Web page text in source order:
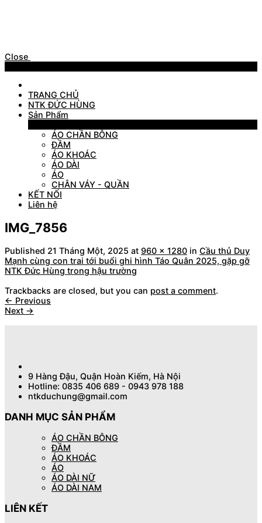
Close
TRANG CHỦ
NTK ĐỨC HÙNG
Sản Phẩm
ÁO CHẦN BÔNG
ĐẦM
ÁO KHOÁC
ÁO DÀI
ÁO
CHÂN VÁY - QUẦN
KẾT NỐI
Liên hệ
IMG_7856
Published 21 Tháng Một, 2025 at 960 × 1280 in Cầu thủ Duy
Mạnh cùng con trai tới buổi ghi hình Táo Quân 2025, gặp gỡ
NTK Đức Hùng trong hậu trường
Trackbacks are closed, but you can post a comment.
← Previous
Next →
9 Hàng Đậu, Quận Hoàn Kiếm, Hà Nội
Hotline: 0835 406 689 - 0943 978 188
ntkduchung@gmail.com
DANH MỤC SẢN PHẨM
ÁO CHẦN BÔNG
ĐẦM
ÁO KHOÁC
ÁO
ÁO DÀI NỮ
ÁO DÀI NAM
LIÊN KẾT